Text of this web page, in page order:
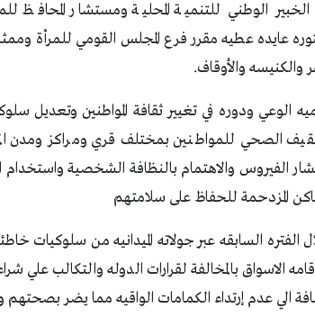
الخبير الوطني للتنمية المحلية ومستشار
عايده عطيه مقرر فرع المجلس القومي للمرأة
والكنيسه والأوقاف.
الوعي ودوره في تغيير ثقافة المواطنين وتعديل
الصحي للمواطنين بمختلف قري ومراكز ومدن
الفيروس والاهتمام بالنظافة الشخصية واستخدام
المزدحمة للحفاظ على سلامتهم
الفتره السابقه عبر جولاته الميدانيه من سلوكيات
الاسواق بالمخالفة لقرارات الدوله والتكالب علي
الي عدم إرتداء الكمامات الواقيه مما يضر